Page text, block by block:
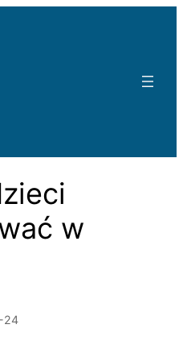
w
24